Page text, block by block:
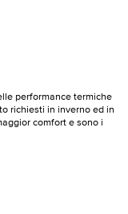
performance termiche
richiesti in inverno ed in
comfort e sono i